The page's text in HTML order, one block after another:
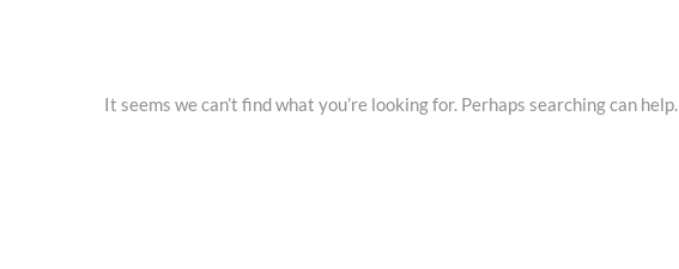
It seems we can’t find what you’re looking for. Perhaps searching can help.